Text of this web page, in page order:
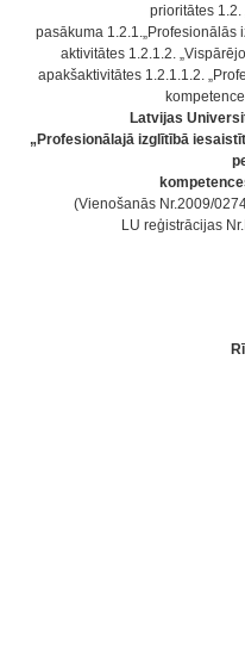
prioritātes 1.2.
pasākuma 1.2.1.„Profesionālās
aktivitātes 1.2.1.2.
apakšaktivitātes 1.2.1.1.2.
Latvijas
„Profesionālajā izglītībā
(Vienošanās Nr.2009/
LU reģistrācijas